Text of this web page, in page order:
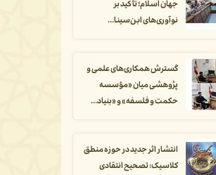
جهان اسلام؛ تأکید بر
نوآوری‌های ابن‌سینا...
گسترش همکاری‌های علمی و
پژوهشی میان «مؤسسه
حکمت و فلسفه» و «بنیاد...
انتشار اثر جدید در حوزه منطق
کلاسیک: تصحیح انتقادی